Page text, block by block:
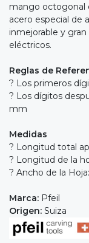
mango octogonal
acero especial de
inmejorable y
eléctricos.
Reglas de
? Los primeros
? Los dígitos
mm
Medidas
? Longitud total
? Longitud de la
? Ancho de la
Marca: Pfeil
Origen: Suiza